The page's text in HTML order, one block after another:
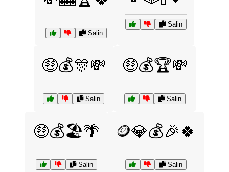
Salin
Salin
🤑💰🎊💸
Salin
🤑💰🏆💸
Salin
🤑💰🏖️🌴
Salin
🪙💎💰🎉🍀
Salin